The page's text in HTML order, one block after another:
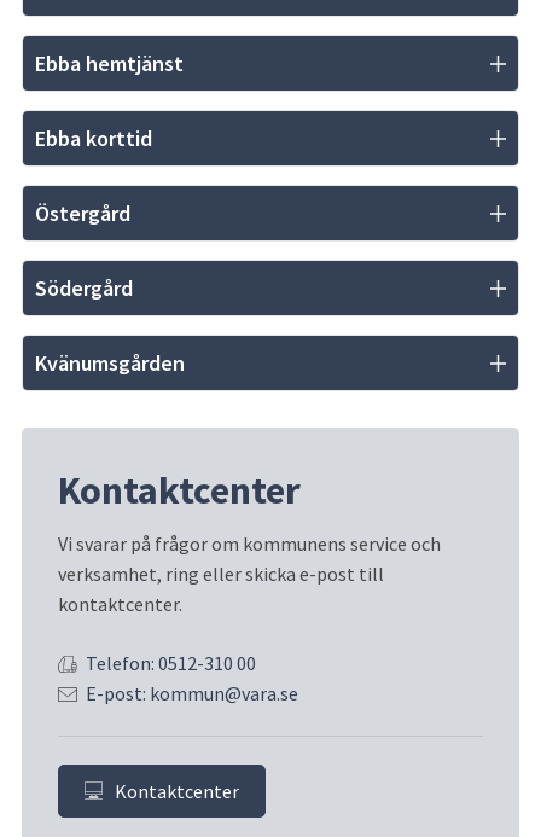
Ebba hemtjänst
Ebba korttid
Östergård
Södergård
Kvänumsgården
Kontaktcenter
Vi svarar på frågor om kommunens service och
verksamhet, ring eller skicka e-post till
kontaktcenter.
Telefon: 0512-310 00
E-post: kommun@vara.se
Kontaktcenter